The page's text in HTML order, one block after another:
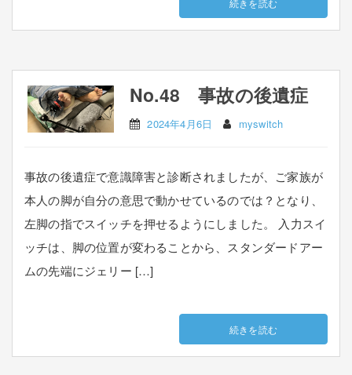
No.48 事故の後遺症
2024年4月6日 myswitch
事故の後遺症で意識障害と診断されましたが、ご家族が
本人の脚が自分の意思で動かせているのでは？となり、
左脚の指でスイッチを押せるようにしました。 入力スイ
ッチは、脚の位置が変わることから、スタンダードアー
ムの先端にジェリー […]
続きを読む